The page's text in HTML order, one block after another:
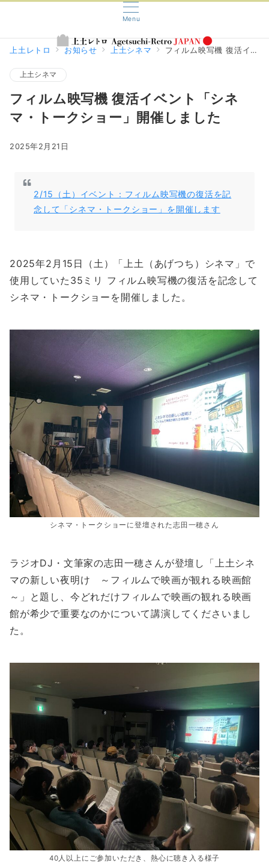
Menu
上土レトロ お知らせ 上土シネマ フィルム映写機 復活イベント「シネマ・トークショー」開催しました
上土シネマ
フィルム映写機 復活イベント「シネ
マ・トークショー」開催しました
2025年2月21日
2/15（土）イベント：フィルム映写機の復活を記
念して「シネマ・トークショー」を開催します
2025年2月15日（土）「上土（あげつち）シネマ」で
使用していた35ミリ フィルム映写機の復活を記念して
シネマ・トークショーを開催しました。
シネマ・トークショーに登壇された志田一穂さん
ラジオDJ・文筆家の志田一穂さんが登壇し「上土シネ
マの新しい夜明け ～フィルムで映画が観れる映画館
～」と題し、今どれだけフィルムで映画の観れる映画
館が希少で重要なのかについて講演してくださいまし
た。
40人以上にご参加いただき、熱心に聴き入る様子